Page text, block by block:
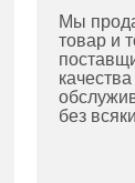
Мы
товар и
без